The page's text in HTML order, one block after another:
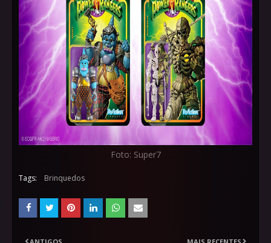
Foto: Super7
Tags: Brinquedos